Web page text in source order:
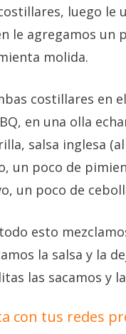
luego le
le agregamos un
molida.
costillares en
en una olla
salsa inglesa
un poco de
un poco de
esto
la salsa y la
las sacamos y
con tus redes